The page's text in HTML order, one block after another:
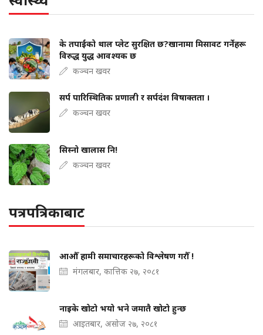
के तपाईंको थाल प्लेट सुरक्षित छ?खानामा मिसावट गर्नेहरू
विरुद्ध युद्ध आवश्यक छ
कञ्चन खवर
सर्प पारिस्थितिक प्रणाली र सर्पदंश विषाक्तता ।
कञ्चन खवर
सिस्नो खालास नि!
कञ्चन खवर
पत्रपत्रिकाबाट
आऔँ हामी समाचारहरूको विश्लेषण गरौँ !
मंगलबार, कात्तिक २७, २०८१
नाइके खोटो भयो भने जमातै खोटो हुन्छ
आइतबार, असोज २७, २०८१